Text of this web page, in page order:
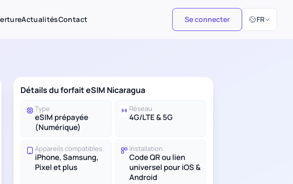
ActualitésContact Se connecter FR
Sélectionner
Détails du forfait eSIM Nicaragua
Type
eSIM prépayée
(Numérique)
Réseau
4G/LTE & 5G
Appareils compatibles
iPhone, Samsung,
Pixel et plus
Installation
Code QR ou lien
universel pour iOS &
Android